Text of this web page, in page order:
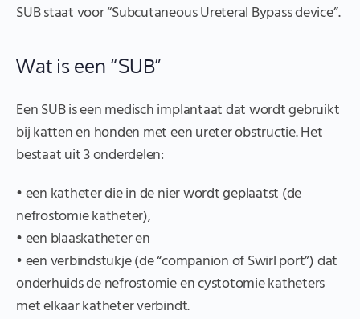
SUB staat voor “Subcutaneous Ureteral Bypass device”.
Wat is een “SUB”
Een SUB is een medisch implantaat dat wordt gebruikt
bij katten en honden met een ureter obstructie. Het
bestaat uit 3 onderdelen:
• een katheter die in de nier wordt geplaatst (de
nefrostomie katheter),
• een blaaskatheter en
• een verbindstukje (de “companion of Swirl port”) dat
onderhuids de nefrostomie en cystotomie katheters
met elkaar katheter verbindt.